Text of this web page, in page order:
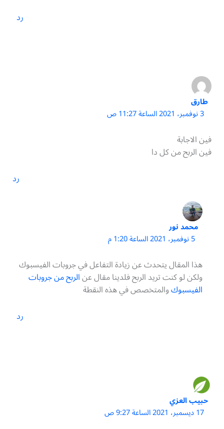
رد
طارق
3 نوفمبر، 2021 الساعة 11:27 ص
فين الاجابة
فين الربح من كل دا
رد
محمد نور
5 نوفمبر، 2021 الساعة 1:20 م
هذا المقال يتحدث عن زيادة التفاعل في جروبات الفيسبوك
ولكن لو كنت تريد الربح فلدينا مقال عنالربح من جروبات
الفيسبوكوالمتخصص في هذه النقطة
رد
حبيب العزي
17 ديسمبر، 2021 الساعة 9:27 ص